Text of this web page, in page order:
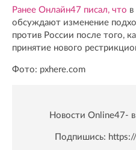
Ранее Онлайн47 писал, что
обсуждают изменение
против России после того,
принятие нового
Фото: pxhere.com
Новости Online47-
Подпишись: